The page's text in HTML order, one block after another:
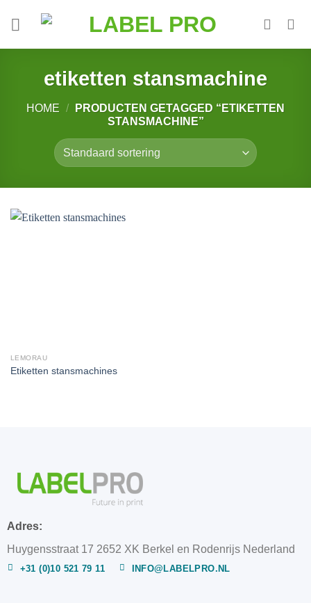
etiketten stansmachine
HOME /
PRODUCTEN GETAGGED “ETIKETTEN
STANSMACHINE”
LEMORAU
Etiketten stansmachines
Adres:
Huygensstraat 17 2652 XK Berkel en Rodenrijs Nederland
+31 (0)10 521 79 11 INFO@LABELPRO.NL